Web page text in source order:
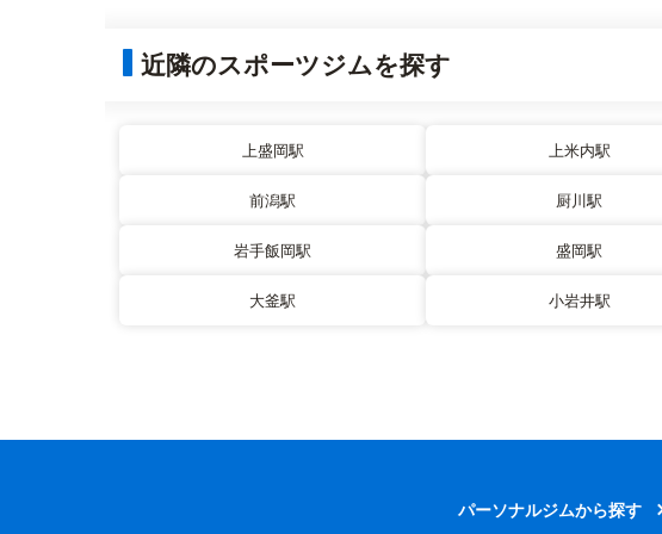
近隣のスポーツジムを探す
上盛岡駅 上米内駅
前潟駅 厨川駅
岩手飯岡駅 盛岡駅
大釜駅 小岩井駅
パーソナルジムから探す